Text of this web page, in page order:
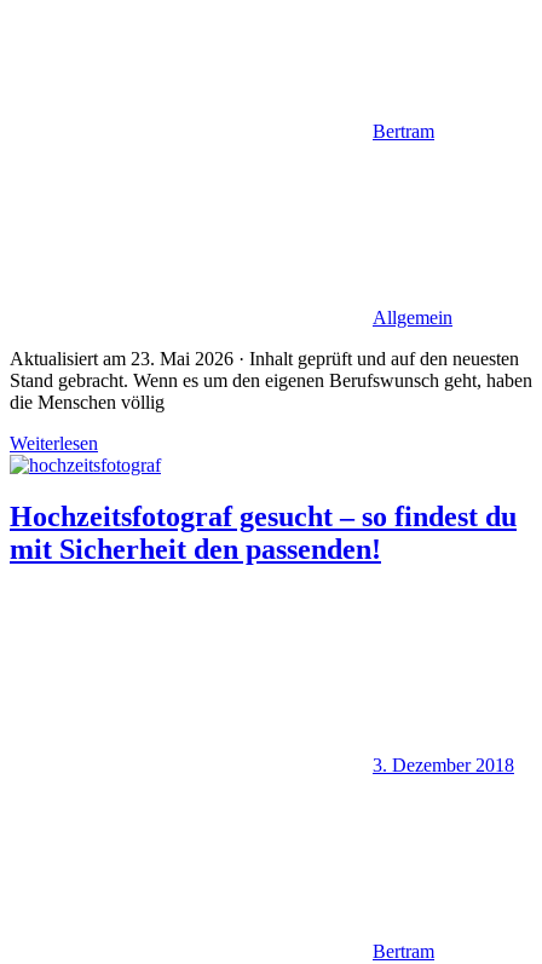
Bertram
Allgemein
Aktualisiert am 23. Mai 2026 · Inhalt geprüft und auf den neuesten
Stand gebracht. Wenn es um den eigenen Berufswunsch geht, haben
die Menschen völlig
Weiterlesen
Hochzeitsfotograf gesucht – so findest du
mit Sicherheit den passenden!
3. Dezember 2018
Bertram